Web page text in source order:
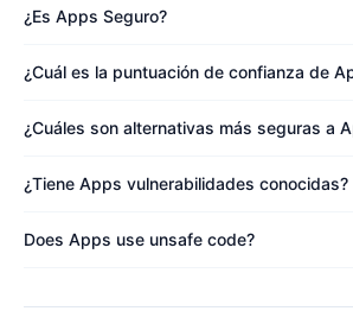
¿Es Apps Seguro?
¿Cuál es la puntuación de confianza de
¿Cuáles son alternativas más seguras a
¿Tiene Apps vulnerabilidades conocidas?
Does Apps use unsafe code?